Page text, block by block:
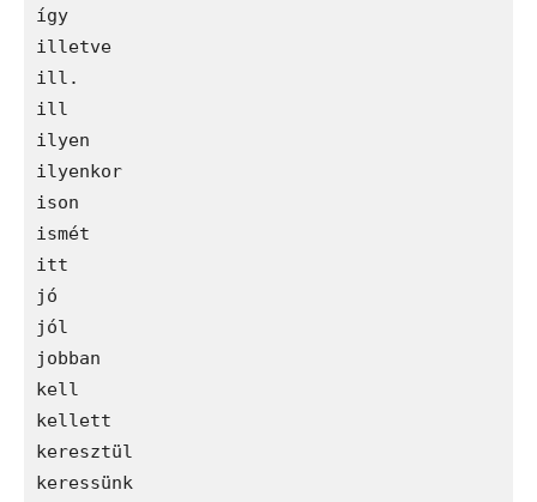
így
illetve
ill.
ill
ilyen
ilyenkor
ison
ismét
itt
jó
jól
jobban
kell
kellett
keresztül
keressünk